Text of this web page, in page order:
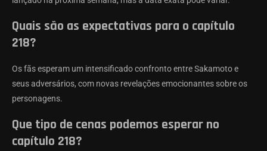
Quais são as expectativas para o capítulo
218?
Os fãs esperam um intensificado confronto entre Sakamoto e
seus adversários, com novas revelações emocionantes sobre os
personagens.
Que tipo de cenas podemos esperar no
capítulo 218?